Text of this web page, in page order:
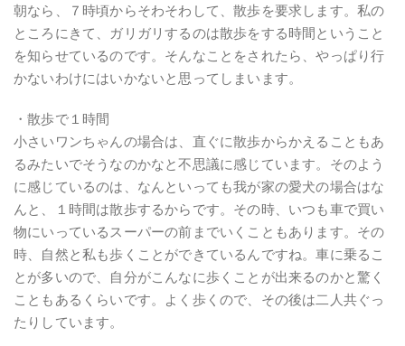
朝なら、７時頃からそわそわして、散歩を要求します。私の
ところにきて、ガリガリするのは散歩をする時間ということ
を知らせているのです。そんなことをされたら、やっぱり行
かないわけにはいかないと思ってしまいます。
・散歩で１時間
小さいワンちゃんの場合は、直ぐに散歩からかえることもあ
るみたいでそうなのかなと不思議に感じています。そのよう
に感じているのは、なんといっても我が家の愛犬の場合はな
んと、１時間は散歩するからです。その時、いつも車で買い
物にいっているスーパーの前までいくこともあります。その
時、自然と私も歩くことができているんですね。車に乗るこ
とが多いので、自分がこんなに歩くことが出来るのかと驚く
こともあるくらいです。よく歩くので、その後は二人共ぐっ
たりしています。